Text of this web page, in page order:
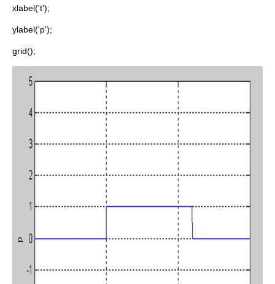
xlabel('t');
ylabel('p');
grid();